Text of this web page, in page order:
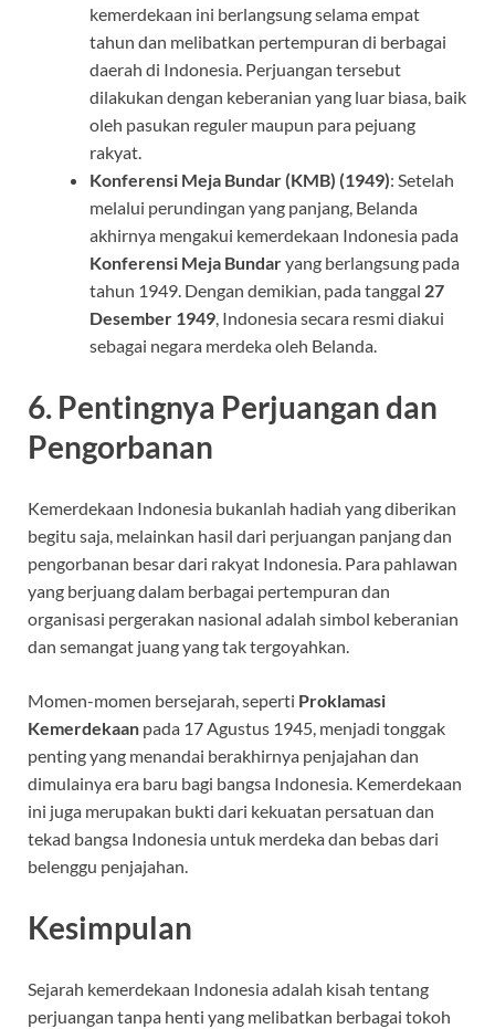
kemerdekaan ini berlangsung selama empat
tahun dan melibatkan pertempuran di berbagai
daerah di Indonesia. Perjuangan tersebut
dilakukan dengan keberanian yang luar biasa, baik
oleh pasukan reguler maupun para pejuang
rakyat.
Konferensi Meja Bundar (KMB) (1949): Setelah
melalui perundingan yang panjang, Belanda
akhirnya mengakui kemerdekaan Indonesia pada
Konferensi Meja Bundaryang berlangsung pada
tahun 1949. Dengan demikian, pada tanggal 27
Desember 1949 , Indonesia secara resmi diakui
sebagai negara merdeka oleh Belanda.
6. Pentingnya Perjuangan dan
Pengorbanan
Kemerdekaan Indonesia bukanlah hadiah yang diberikan
begitu saja, melainkan hasil dari perjuangan panjang dan
pengorbanan besar dari rakyat Indonesia. Para pahlawan
yang berjuang dalam berbagai pertempuran dan
organisasi pergerakan nasional adalah simbol keberanian
dan semangat juang yang tak tergoyahkan.
Momen-momen bersejarah, seperti Proklamasi
Kemerdekaan pada 17 Agustus 1945, menjadi tonggak
penting yang menandai berakhirnya penjajahan dan
dimulainya era baru bagi bangsa Indonesia. Kemerdekaan
ini juga merupakan bukti dari kekuatan persatuan dan
tekad bangsa Indonesia untuk merdeka dan bebas dari
belenggu penjajahan.
Kesimpulan
Sejarah kemerdekaan Indonesia adalah kisah tentang
perjuangan tanpa henti yang melibatkan berbagai tokoh